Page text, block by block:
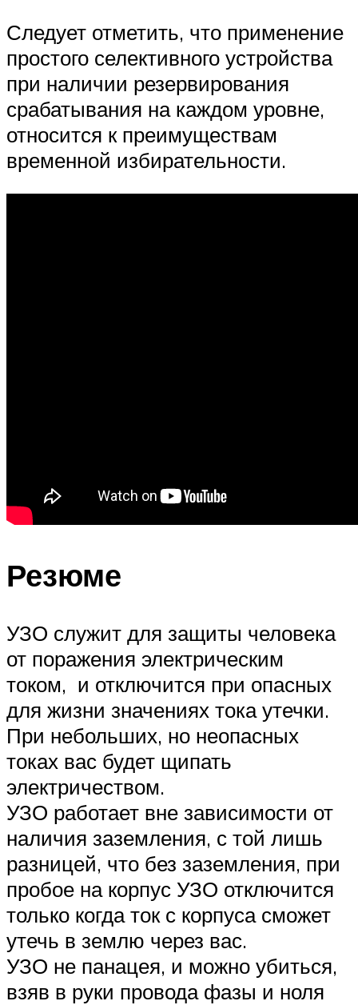
Следует отметить, что применение
простого селективного устройства
при наличии резервирования
срабатывания на каждом уровне,
относится к преимуществам
временной избирательности.
Резюме
УЗО служит для защиты человека
от поражения электрическим
током, и отключится при опасных
для жизни значениях тока утечки.
При небольших, но неопасных
токах вас будет щипать
электричеством.
УЗО работает вне зависимости от
наличия заземления, с той лишь
разницей, что без заземления, при
пробое на корпус УЗО отключится
только когда ток с корпуса сможет
утечь в землю через вас.
УЗО не панацея, и можно убиться,
взяв в руки провода фазы и ноля